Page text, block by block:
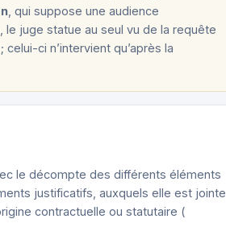
, qui suppose une audience
juge statue au seul vu de la requête
celui-ci n’intervient qu’après la
le décompte des différents éléments
justificatifs, auxquels elle est jointe
contractuelle ou statutaire (